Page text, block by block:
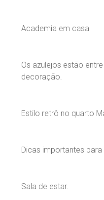
Academia em casa
Os azulejos estão
decoração.
Estilo retrô no quarto
Dicas importantes para
Sala de estar.